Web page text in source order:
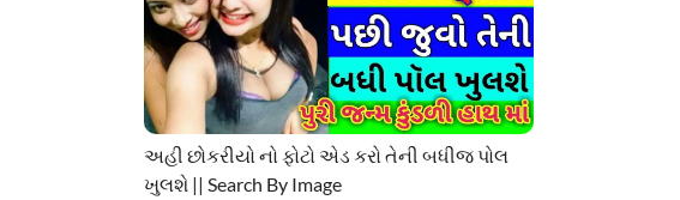
અહી છોકરીયો નો ફોટો એડ કરો તેની બધીજ પોલ
ખુલશે || Search By Image